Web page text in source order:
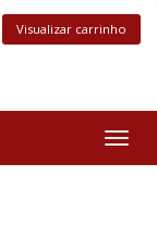
Visualizar carrinho